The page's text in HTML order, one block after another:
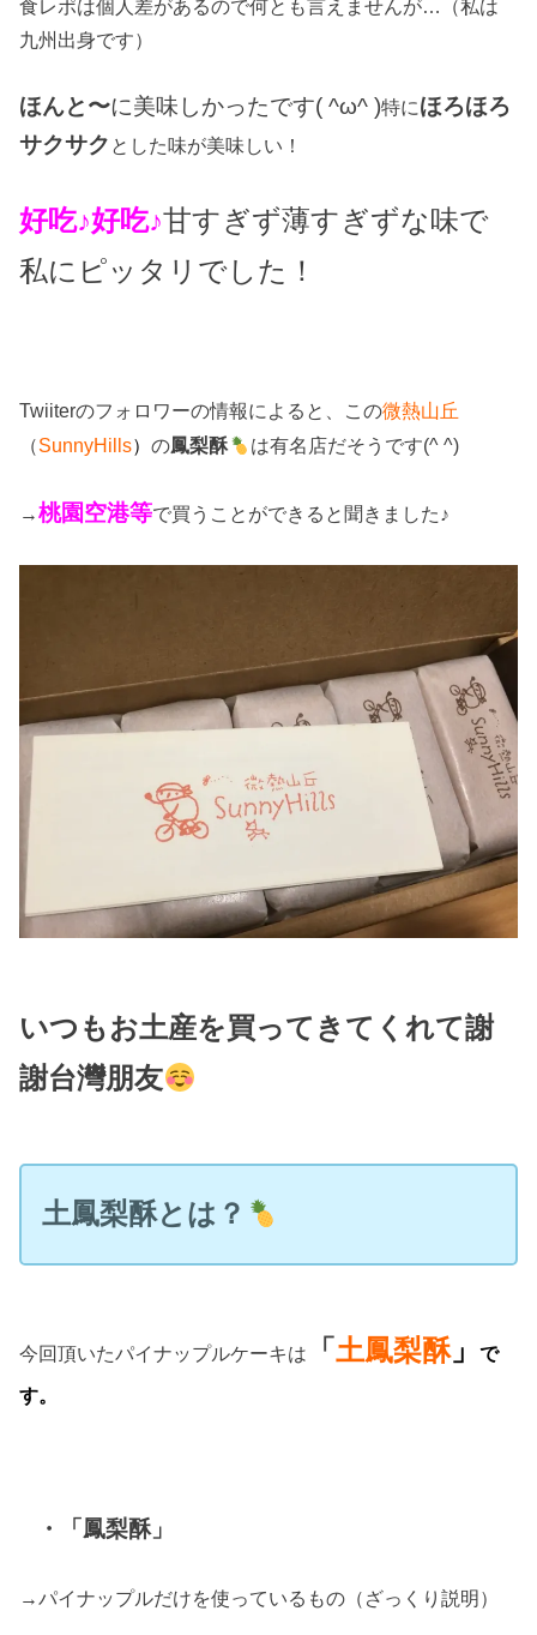
食レポは個人差があるので何とも言えませんが…（私は
九州出身です）
ほんと〜に美味しかったです( ^ω^ )特にほろほろ
サクサク とした味が美味しい！
好吃♪好吃♪甘すぎず薄すぎずな味で
私にピッタリでした！
Twiiterのフォロワーの情報によると、この微熱山丘
（SunnyHills）の鳳梨酥 は有名店だそうです(^ ^)
→桃園空港等で買うことができると聞きました♪
いつもお土産を買ってきてくれて謝
謝台灣朋友
土鳳梨酥とは？
今回頂いたパイナップルケーキは 「土鳳梨酥」で
す。
・「鳳梨酥」
→パイナップルだけを使っているもの（ざっくり説明）